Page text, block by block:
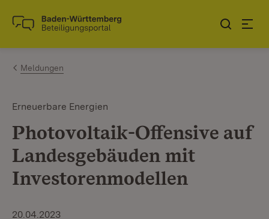
Zum Inhalt springen
Link zur Startseite
Meldungen
Erneuerbare Energien
Photovoltaik-Offensive auf
Landesgebäuden mit
Investorenmodellen
20.04.2023